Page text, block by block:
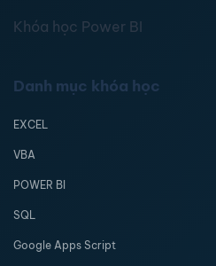
Khóa học Power BI
Danh mục khóa học
EXCEL
VBA
POWER BI
SQL
Google Apps Script